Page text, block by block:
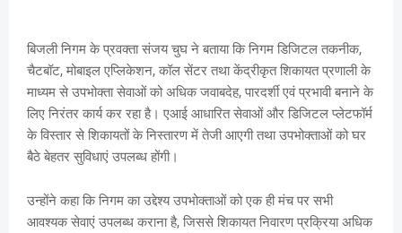
बिजली निगम के प्रवक्ता संजय चुघ ने बताया कि निगम डिजिटल तकनीक,
चैटबॉट, मोबाइल एप्लिकेशन, कॉल सेंटर तथा केंद्रीकृत शिकायत प्रणाली के
माध्यम से उपभोक्ता सेवाओं को अधिक जवाबदेह, पारदर्शी एवं प्रभावी बनाने के
लिए निरंतर कार्य कर रहा है। एआई आधारित सेवाओं और डिजिटल प्लेटफॉर्म
के विस्तार से शिकायतों के निस्तारण में तेजी आएगी तथा उपभोक्ताओं को घर
बैठे बेहतर सुविधाएं उपलब्ध होंगी।
उन्होंने कहा कि निगम का उद्देश्य उपभोक्ताओं को एक ही मंच पर सभी
आवश्यक सेवाएं उपलब्ध कराना है, जिससे शिकायत निवारण प्रक्रिया अधिक